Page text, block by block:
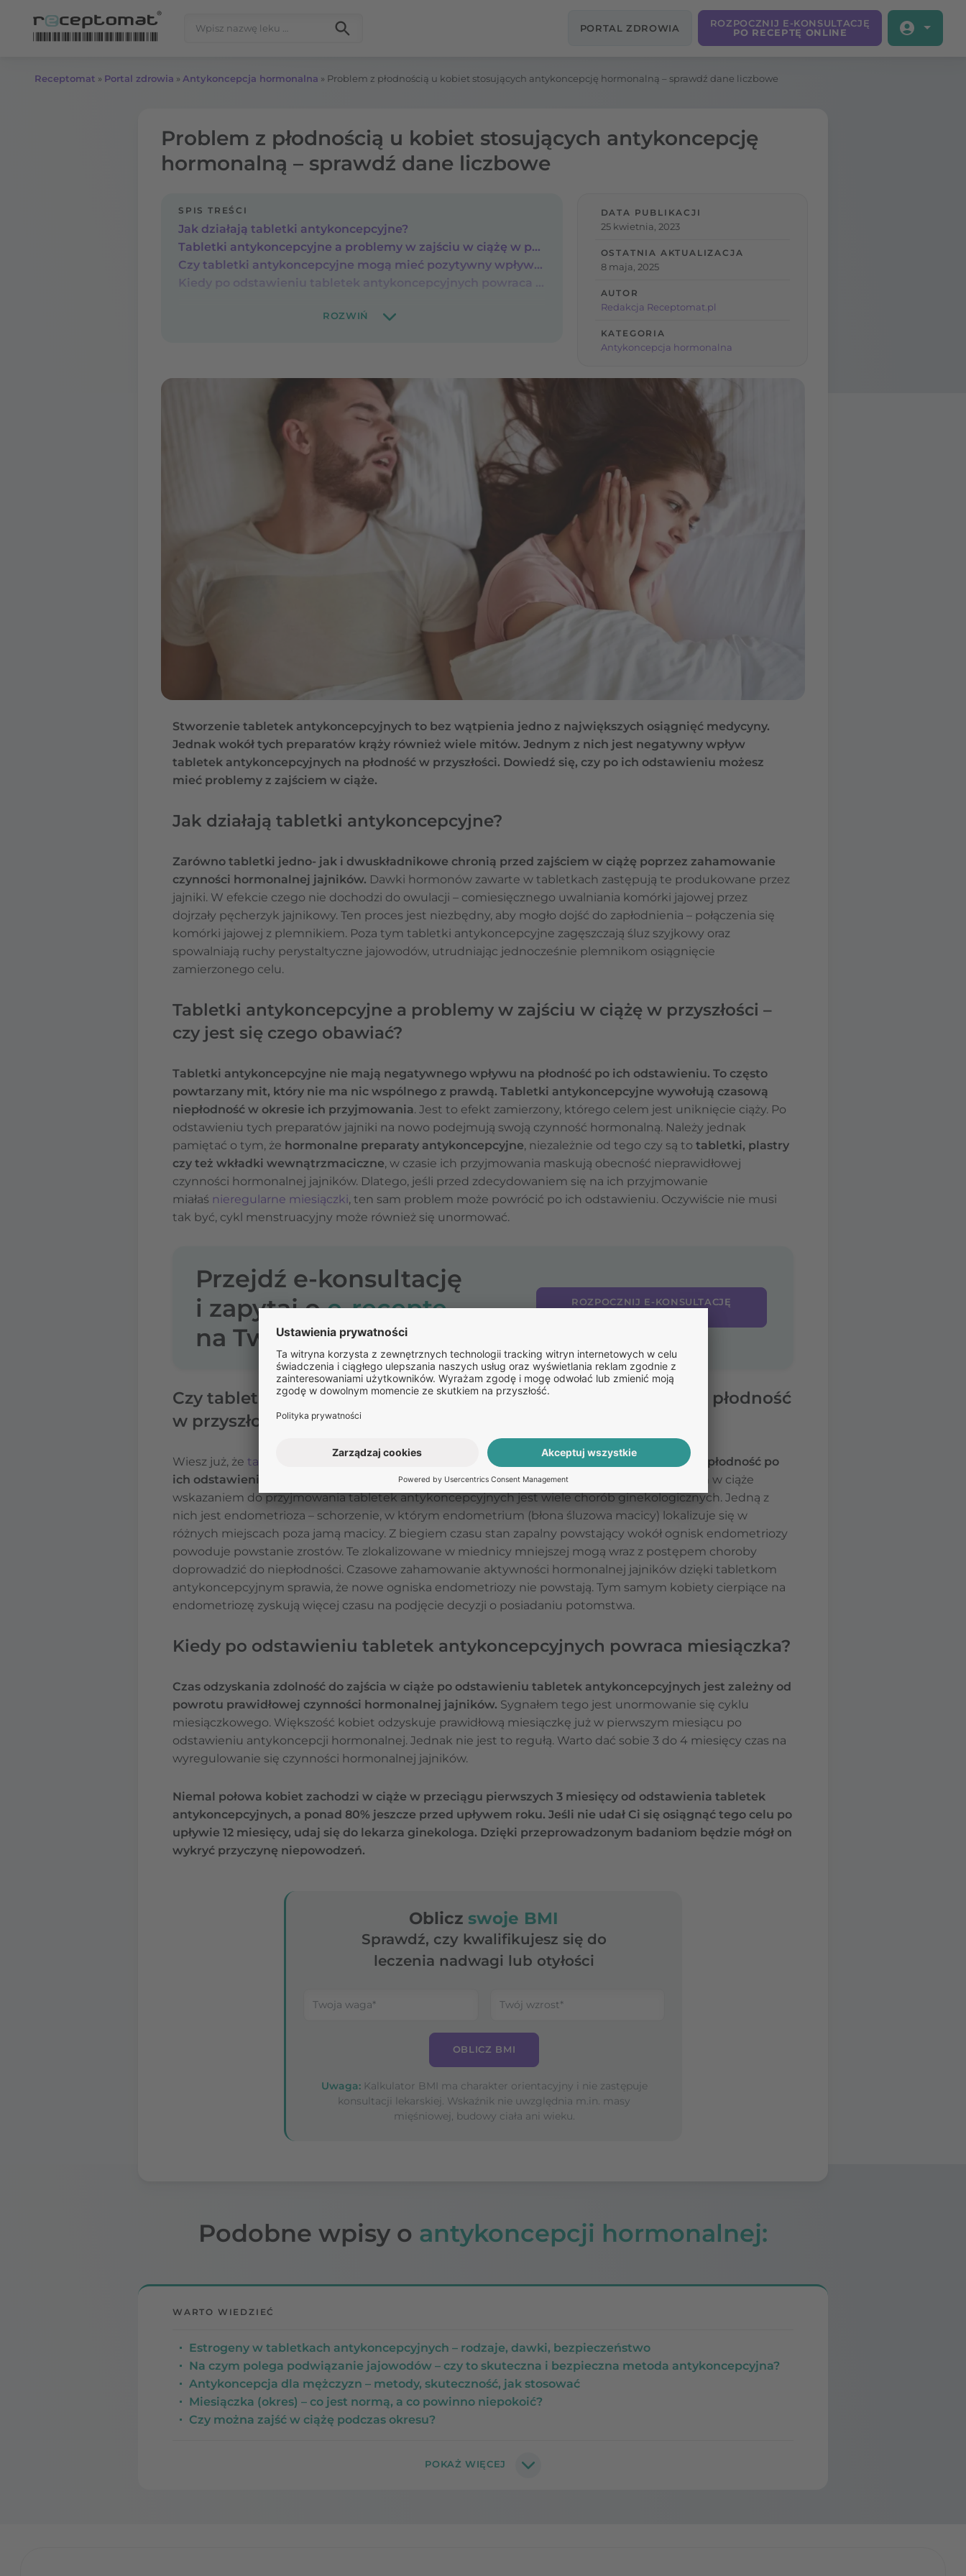
PORTAL ZDROWIA
ROZPOCZNIJ E-KONSULTACJĘ
PO RECEPTĘ ONLINE
Receptomat » Portal zdrowia » Antykoncepcja hormonalna » Problem z płodnością u kobiet stosujących antykoncepcję hormonalną – sprawdź dane liczbowe
Problem z płodnością u kobiet stosujących antykoncepcję
hormonalną – sprawdź dane liczbowe
SPIS TREŚCI
Jak działają tabletki antykoncepcyjne?
Tabletki antykoncepcyjne a problemy w zajściu w ciążę w przyszłości – czy jest się czego obawiać?
Czy tabletki antykoncepcyjne mogą mieć pozytywny wpływ na płodność w przyszłości?
DATA PUBLIKACJI
25 kwietnia, 2023
OSTATNIA AKTUALIZACJA
8 maja, 2025
AUTOR
Redakcja Receptomat.pl
KATEGORIA
Antykoncepcja hormonalna
Stworzenie tabletek antykoncepcyjnych to bez wątpienia jedno z największych osiągnięć medycyny.
Jednak wokół tych preparatów krąży również wiele mitów. Jednym z nich jest negatywny wpływ
tabletek antykoncepcyjnych na płodność w przyszłości. Dowiedź się, czy po ich odstawieniu możesz
mieć problemy z zajściem w ciąże.
Jak działają tabletki antykoncepcyjne?
Zarówno tabletki jedno- jak i dwuskładnikowe chronią przed zajściem w ciążę poprzez zahamowanie
czynności hormonalnej jajników. Dawki hormonów zawarte w tabletkach zastępują te produkowane przez
jajniki. W efekcie czego nie dochodzi do owulacji – comiesięcznego uwalniania komórki jajowej przez
dojrzały pęcherzyk jajnikowy. Ten proces jest niezbędny, aby mogło dojść do zapłodnienia – połączenia się
komórki jajowej z plemnikiem. Poza tym tabletki antykoncepcyjne zagęszczają śluz szyjkowy oraz
spowalniają ruchy perystaltyczne jajowodów, utrudniając jednocześnie plemnikom osiągnięcie
zamierzonego celu.
Tabletki antykoncepcyjne a problemy w zajściu w ciążę w przyszłości –
czy jest się czego obawiać?
Tabletki antykoncepcyjne nie mają negatywnego wpływu na płodność po ich odstawieniu. To często
powtarzany mit, który nie ma nic wspólnego z prawdą. Tabletki antykoncepcyjne wywołują czasową
niepłodność w okresie ich przyjmowania. Jest to efekt zamierzony, którego celem jest uniknięcie ciąży. Po
odstawieniu tych preparatów jajniki na nowo podejmują swoją czynność hormonalną. Należy jednak
pamiętać o tym, że hormonalne preparaty antykoncepcyjne, niezależnie od tego czy są to tabletki, plastry
czy też wkładki wewnątrzmaciczne, w czasie ich przyjmowania maskują obecność nieprawidłowej
czynności hormonalnej jajników. Dlatego, jeśli przed zdecydowaniem się na ich przyjmowanie
miałaś nieregularne miesiączki, ten sam problem może powrócić po ich odstawieniu. Oczywiście nie musi
tak być, cykl menstruacyjny może również się unormować.
Przejdź e-konsultację
i zapytaj oe-receptę
na Twoje leki
ROZPOCZNIJ E-KONSULTACJĘ
Czy tabletki antykoncepcyjne mogą mieć pozytywny wpływ na płodność
w przyszłości?
Wiesz już, że tabletki antykoncepcyjne (np. Atywia Daily) nie mają negatywnego wpływu na płodność po
ich odstawieniu. Co ciekawe, mogą wręcz działać pozytywnie.Poza ochroną przed zajściem w ciąże
wskazaniem do przyjmowania tabletek antykoncepcyjnych jest wiele chorób ginekologicznych. Jedną z
nich jest endometrioza – schorzenie, w którym endometrium (błona śluzowa macicy) lokalizuje się w
różnych miejscach poza jamą macicy. Z biegiem czasu stan zapalny powstający wokół ognisk endometriozy
powoduje powstanie zrostów. Te zlokalizowane w miednicy mniejszej mogą wraz z postępem choroby
doprowadzić do niepłodności. Czasowe zahamowanie aktywności hormonalnej jajników dzięki tabletkom
antykoncepcyjnym sprawia, że nowe ogniska endometriozy nie powstają. Tym samym kobiety cierpiące na
endometriozę zyskują więcej czasu na podjęcie decyzji o posiadaniu potomstwa.
Kiedy po odstawieniu tabletek antykoncepcyjnych powraca miesiączka?
Czas odzyskania zdolność do zajścia w ciąże po odstawieniu tabletek antykoncepcyjnych jest zależny od
powrotu prawidłowej czynności hormonalnej jajników. Sygnałem tego jest unormowanie się cyklu
miesiączkowego. Większość kobiet odzyskuje prawidłową miesiączkę już w pierwszym miesiącu po
odstawieniu antykoncepcji hormonalnej. Jednak nie jest to regułą. Warto dać sobie 3 do 4 miesięcy czas na
wyregulowanie się czynności hormonalnej jajników.
Niemal połowa kobiet zachodzi w ciąże w przeciągu pierwszych 3 miesięcy od odstawienia tabletek
antykoncepcyjnych, a ponad 80% jeszcze przed upływem roku. Jeśli nie udał Ci się osiągnąć tego celu po
upływie 12 miesięcy, udaj się do lekarza ginekologa. Dzięki przeprowadzonym badaniom będzie mógł on
wykryć przyczynę niepowodzeń.
Obliczswoje BMI
Sprawdź, czy kwalifikujesz się do
leczenia nadwagi lub otyłości
OBLICZ BMI
Uwaga:Kalkulator BMI ma charakter orientacyjny i nie zastępuje
konsultacji lekarskiej. Wskaźnik nie uwzględnia m.in. masy
mięśniowej, budowy ciała ani wieku.
Podobne wpisy o antykoncepcji hormonalnej:
WARTO WIEDZIEĆ
Estrogeny w tabletkach antykoncepcyjnych – rodzaje, dawki, bezpieczeństwo
Na czym polega podwiązanie jajowodów – czy to skuteczna i bezpieczna metoda antykoncepcyjna?
Antykoncepcja dla mężczyzn – metody, skuteczność, jak stosować
Miesiączka (okres) – co jest normą, a co powinno niepokoić?
Czy można zajść w ciążę podczas okresu?